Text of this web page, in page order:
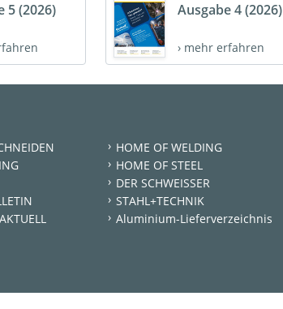
5 (2026) Ausgabe 4 (2026)
› mehr erfahren
HOME OF WELDING
HOME OF STEEL
DER SCHWEISSER
STAHL+TECHNIK
Aluminium-Lieferverzeichnis